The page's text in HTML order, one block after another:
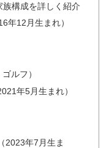
構成を詳しく紹介
年12月生まれ）
ルフ）
年5月生まれ）
2023年7月生ま